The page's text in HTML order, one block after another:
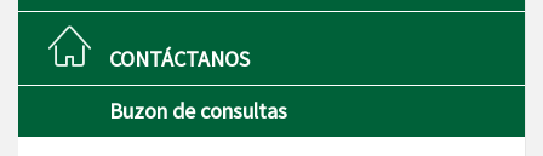
CONTÁCTANOS
Buzon de consultas